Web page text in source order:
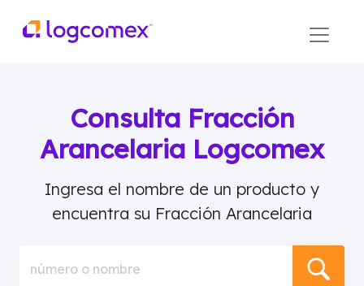
Consulta Fracción
Arancelaria Logcomex
Ingresa el nombre de un producto y
encuentra su Fracción Arancelaria
número o nombre